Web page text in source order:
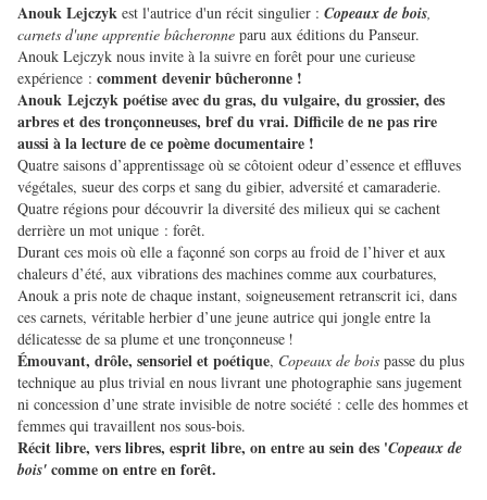
Anouk Lejczyk est l'autrice d'un récit singulier : Copeaux de bois,
carnets d'une apprentie bûcheronne paru aux éditions du Panseur.
Anouk Lejczyk nous invite à la suivre en forêt pour une curieuse
expérience : comment devenir bûcheronne !
Anouk Lejczyk poétise avec du gras, du vulgaire, du grossier, des
arbres et des tronçonneuses, bref du vrai. Difficile de ne pas rire
aussi à la lecture de ce poème documentaire !
Quatre saisons d’apprentissage où se côtoient odeur d’essence et effluves
végétales, sueur des corps et sang du gibier, adversité et camaraderie.
Quatre régions pour découvrir la diversité des milieux qui se cachent
derrière un mot unique : forêt.
Durant ces mois où elle a façonné son corps au froid de l’hiver et aux
chaleurs d’été, aux vibrations des machines comme aux courbatures,
Anouk a pris note de chaque instant, soigneusement retranscrit ici, dans
ces carnets, véritable herbier d’une jeune autrice qui jongle entre la
délicatesse de sa plume et une tronçonneuse !
Émouvant, drôle, sensoriel et poétique, Copeaux de bois passe du plus
technique au plus trivial en nous livrant une photographie sans jugement
ni concession d’une strate invisible de notre société : celle des hommes et
femmes qui travaillent nos sous-bois.
Récit libre, vers libres, esprit libre, on entre au sein des 'Copeaux de
bois' comme on entre en forêt.